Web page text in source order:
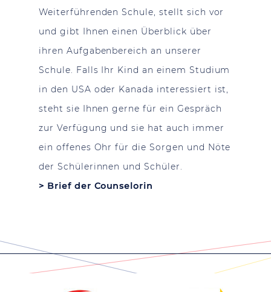
Weiterführenden Schule, stellt sich vor
und gibt Ihnen einen Überblick über
ihren Aufgabenbereich an unserer
Schule. Falls Ihr Kind an einem Studium
in den USA oder Kanada interessiert ist,
steht sie Ihnen gerne für ein Gespräch
zur Verfügung und sie hat auch immer
ein offenes Ohr für die Sorgen und Nöte
der Schülerinnen und Schüler.
> Brief der Counselorin